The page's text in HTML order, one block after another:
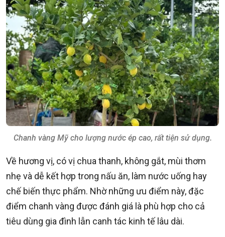
Chanh vàng Mỹ cho lượng nước ép cao, rất tiện sử dụng.
Về hương vị, có vị chua thanh, không gắt, mùi thơm
nhẹ và dễ kết hợp trong nấu ăn, làm nước uống hay
chế biến thực phẩm. Nhờ những ưu điểm này, đặc
điểm chanh vàng được đánh giá là phù hợp cho cả
tiêu dùng gia đình lẫn canh tác kinh tế lâu dài.